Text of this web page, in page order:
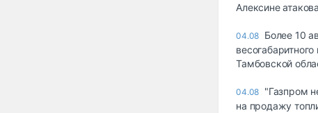
Алексине
04.08 Более 10
Тамбовской
04.08 "Газпром
на продажу